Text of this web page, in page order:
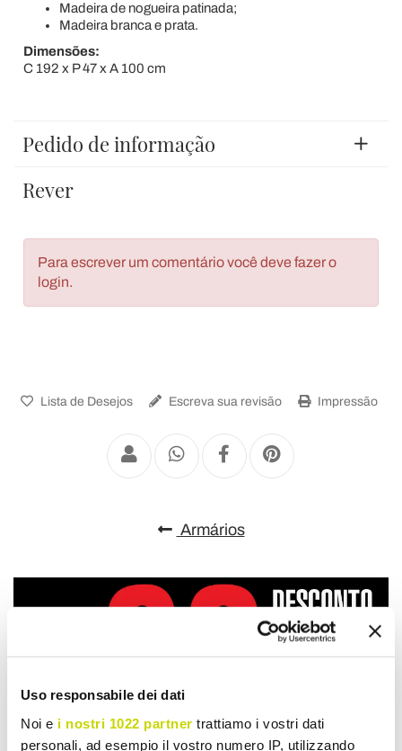
Uso responsabile dei dati
Noi e i nostri 1022 partner trattiamo i vostri dati
personali, ad esempio il vostro numero IP, utilizzando
Madeira de nogueira patinada;
Madeira branca e prata.
Dimensões:
C 192 x P 47 x A 100 cm
Pedido de informação
Rever
Para escrever um comentário você deve fazer o
login.
Lista de Desejos Escreva sua revisão Impressão
Armários